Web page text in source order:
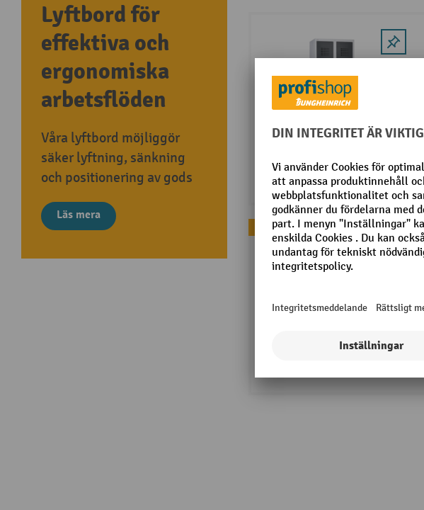
Lyftbord för
effektiva och
ergonomiska
arbetsflöden
Våra lyftbord möjliggör
säker lyftning, sänkning
och positionering av gods
Läs mera
Bästsäljare